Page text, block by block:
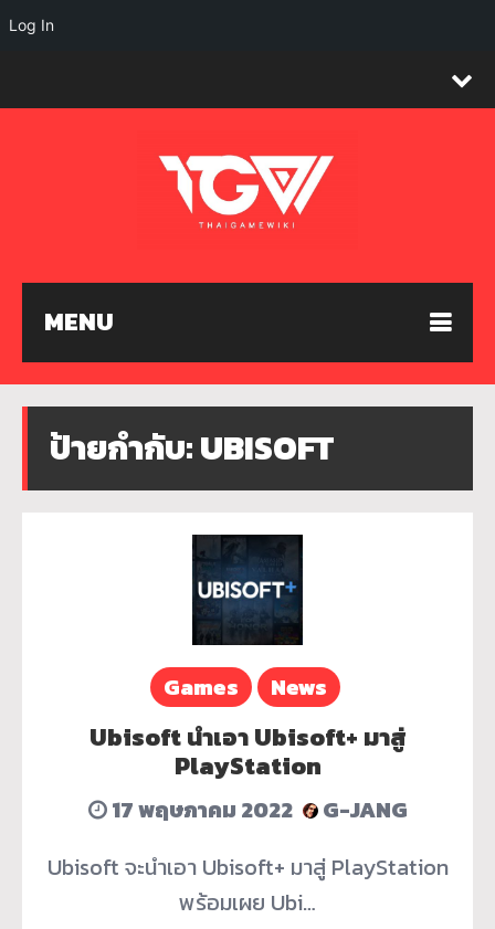
MENU
ป้ายกำกับ:UBISOFT
Games News
Ubisoft นำเอา Ubisoft+ มาสู่
PlayStation
17 พฤษภาคม 2022
G-JANG
Ubisoft จะนำเอา Ubisoft+ มาสู่ PlayStation
พร้อมเผย Ubi…
Log In